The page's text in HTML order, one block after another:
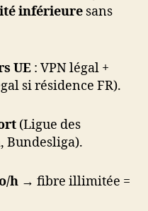
inférieure sans
UE : VPN légal +
si résidence FR).
(Ligue des
Bundesliga).
h → fibre illimitée =